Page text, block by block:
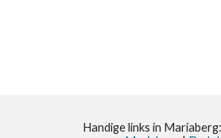
Handige links in Mariaberg: